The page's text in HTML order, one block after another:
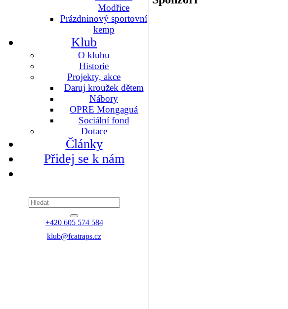
Modřice
Prázdninový sportovní
kemp
Klub
O klubu
Historie
Projekty, akce
Daruj kroužek dětem
Nábory
OPRE Mongaguá
Sociální fond
Dotace
Články
Přidej se k nám
+420 605 574 584
klub@fcatraps.cz